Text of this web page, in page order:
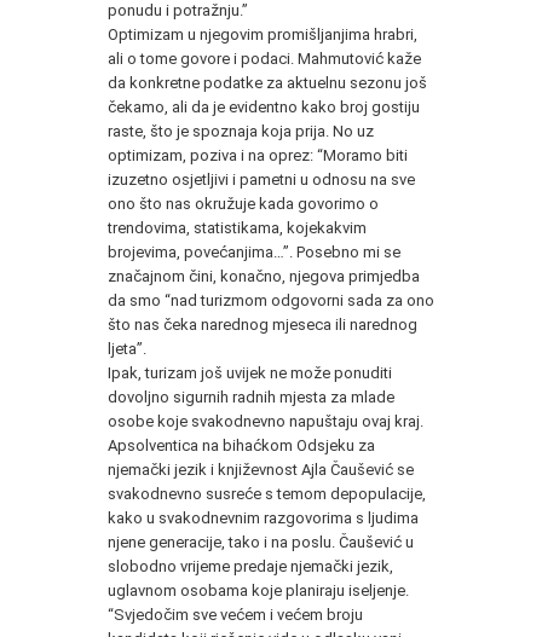
ponudu i potražnju.”
Optimizam u njegovim promišljanjima hrabri,
ali o tome govore i podaci. Mahmutović kaže
da konkretne podatke za aktuelnu sezonu još
čekamo, ali da je evidentno kako broj gostiju
raste, što je spoznaja koja prija. No uz
optimizam, poziva i na oprez: “Moramo biti
izuzetno osjetljivi i pametni u odnosu na sve
ono što nas okružuje kada govorimo o
trendovima, statistikama, kojekakvim
brojevima, povećanjima…”. Posebno mi se
značajnom čini, konačno, njegova primjedba
da smo “nad turizmom odgovorni sada za ono
što nas čeka narednog mjeseca ili narednog
ljeta”.
Ipak, turizam još uvijek ne može ponuditi
dovoljno sigurnih radnih mjesta za mlade
osobe koje svakodnevno napuštaju ovaj kraj.
Apsolventica na bihaćkom Odsjeku za
njemački jezik i književnost Ajla Čaušević se
svakodnevno susreće s temom depopulacije,
kako u svakodnevnim razgovorima s ljudima
njene generacije, tako i na poslu. Čaušević u
slobodno vrijeme predaje njemački jezik,
uglavnom osobama koje planiraju iseljenje.
“Svjedočim sve većem i većem broju